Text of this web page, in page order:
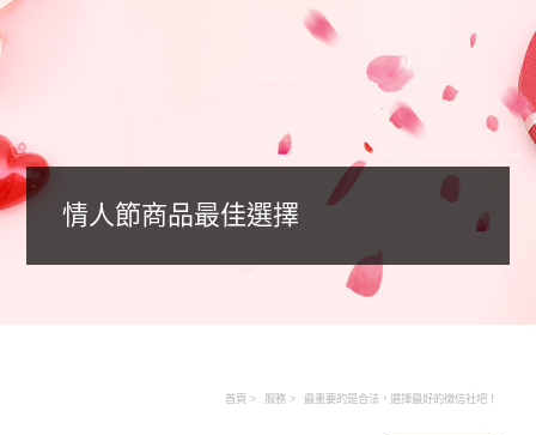
情人節商品最佳選擇
首頁 服務 最重要的是合法，選擇最好的徵信社吧！